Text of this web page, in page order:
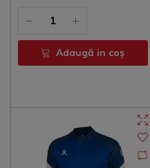
Adaugă in coş